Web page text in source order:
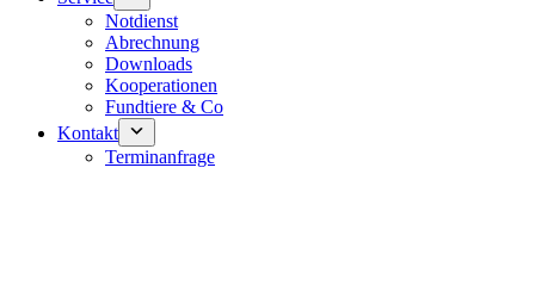
Notdienst
Abrechnung
Downloads
Kooperationen
Fundtiere & Co
Kontakt
Terminanfrage